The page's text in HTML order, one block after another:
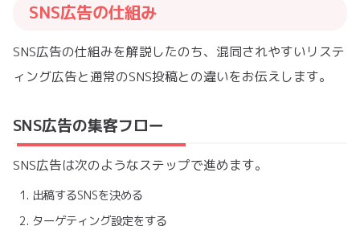
SNS広告の仕組み
SNS広告の仕組みを解説したのち、混同されやすいリステ
ィング広告と通常のSNS投稿との違いをお伝えします。
SNS広告の集客フロー
SNS広告は次のようなステップで進めます。
出稿するSNSを決める
ターゲティング設定をする